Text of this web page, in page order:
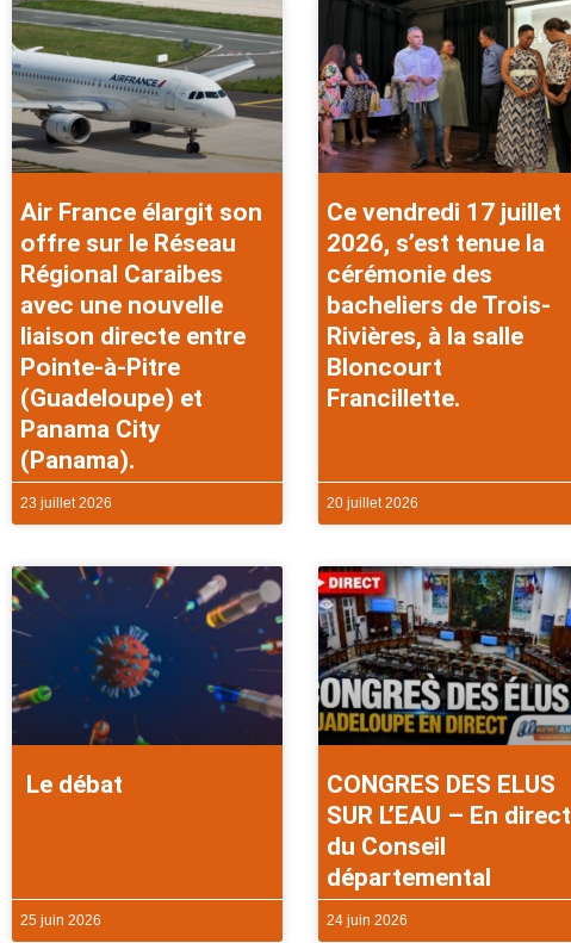
Air France élargit son
offre sur le Réseau
Régional Caraibes
avec une nouvelle
liaison directe entre
Pointe-à-Pitre
(Guadeloupe) et
Panama City
(Panama).
23 juillet 2026
Ce vendredi 17 juillet
2026, s’est tenue la
cérémonie des
bacheliers de Trois-
Rivières, à la salle
Bloncourt
Francillette.
20 juillet 2026
Le débat
25 juin 2026
CONGRES DES ELUS
SUR L’EAU – En direct
du Conseil
départemental
24 juin 2026